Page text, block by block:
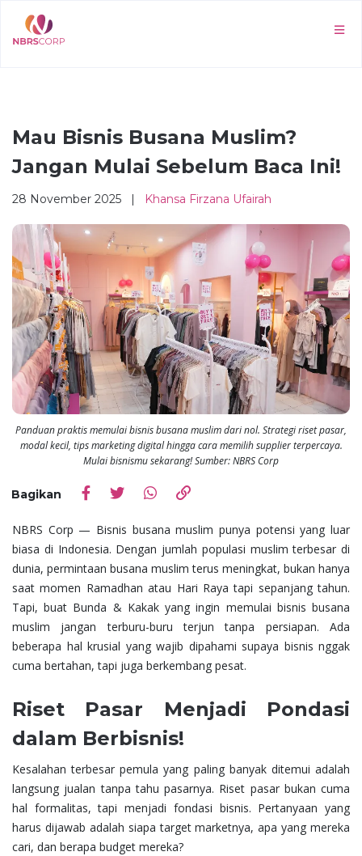
Mau Bisnis Busana Muslim?
Jangan Mulai Sebelum Baca Ini!
28 November 2025 | Khansa Firzana Ufairah
Panduan praktis memulai bisnis busana muslim dari nol. Strategi riset pasar,
modal kecil, tips marketing digital hingga cara memilih supplier terpercaya.
Mulai bisnismu sekarang! Sumber: NBRS Corp
Bagikan
NBRS Corp — Bisnis busana muslim punya potensi yang luar
biasa di Indonesia. Dengan jumlah populasi muslim terbesar di
dunia, permintaan busana muslim terus meningkat, bukan hanya
saat momen Ramadhan atau Hari Raya tapi sepanjang tahun.
Tapi, buat Bunda & Kakak yang ingin memulai bisnis busana
muslim jangan terburu-buru terjun tanpa persiapan. Ada
beberapa hal krusial yang wajib dipahami supaya bisnis nggak
cuma bertahan, tapi juga berkembang pesat.
Riset Pasar Menjadi Pondasi
dalam Berbisnis!
Kesalahan terbesar pemula yang paling banyak ditemui adalah
langsung jualan tanpa tahu pasarnya. Riset pasar bukan cuma
hal formalitas, tapi menjadi fondasi bisnis. Pertanyaan yang
harus dijawab adalah siapa target marketnya, apa yang mereka
cari, dan berapa budget mereka?